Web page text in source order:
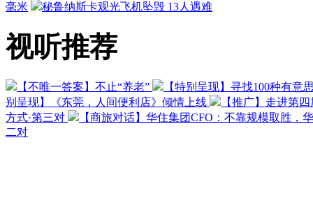
毫米
秘鲁纳斯卡观光飞机坠毁 13人遇难
视听推荐
【不唯一答案】不止“养老”
【特别呈现】寻找100种有意
别呈现】《东莞，人间便利店》倾情上线
【推广】走进第
方式·第三对
【商旅对话】华住集团CFO：不靠规模取胜，
二对